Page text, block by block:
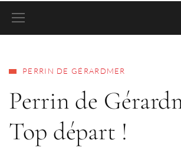
PERRIN DE GÉRARDMER
Perrin de
Top départ !